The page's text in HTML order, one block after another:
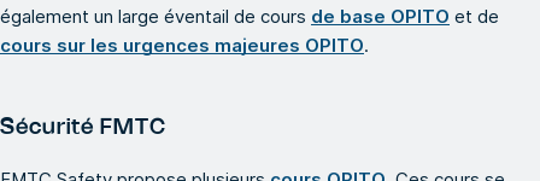
également un large éventail de cours de base OPITO et de
cours sur les urgences majeures OPITO.
Sécurité FMTC